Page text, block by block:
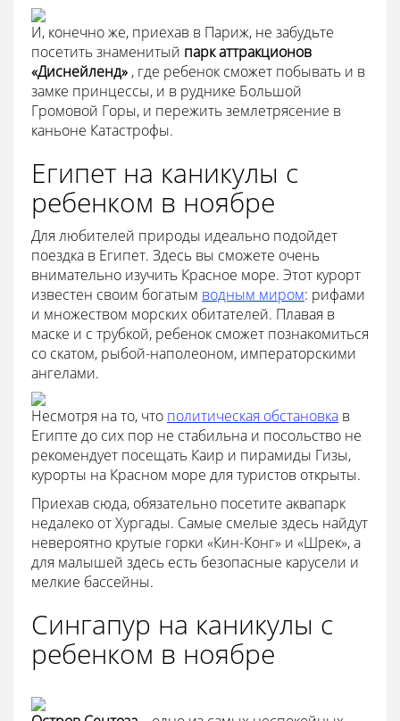
И, конечно же, приехав в Париж, не забудьте
посетить знаменитый парк аттракционов
«Диснейленд» , где ребенок сможет побывать и в
замке принцессы, и в руднике Большой
Громовой Горы, и пережить землетрясение в
каньоне Катастрофы.
Египет на каникулы с
ребенком в ноябре
Для любителей природы идеально подойдет
поездка в Египет. Здесь вы сможете очень
внимательно изучить Красное море. Этот курорт
известен своим богатым водным миром: рифами
и множеством морских обитателей. Плавая в
маске и с трубкой, ребенок сможет познакомиться
со скатом, рыбой-наполеоном, императорскими
ангелами.
Несмотря на то, что политическая обстановка в
Египте до сих пор не стабильна и посольство не
рекомендует посещать Каир и пирамиды Гизы,
курорты на Красном море для туристов открыты.
Приехав сюда, обязательно посетите аквапарк
недалеко от Хургады. Самые смелые здесь найдут
невероятно крутые горки «Кин-Конг» и «Шрек», а
для малышей здесь есть безопасные карусели и
мелкие бассейны.
Сингапур на каникулы с
ребенком в ноябре